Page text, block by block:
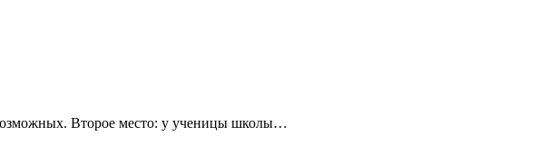
Второе место: у ученицы школы…